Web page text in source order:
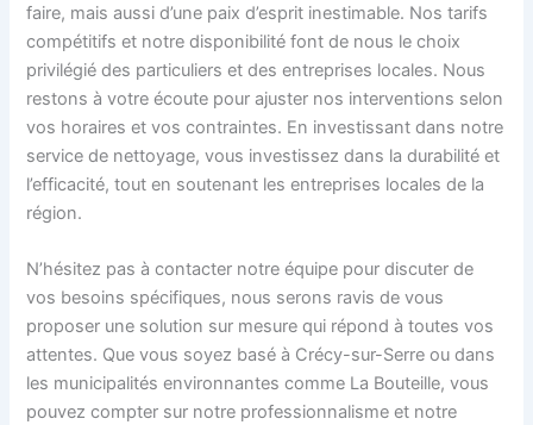
faire, mais aussi d’une paix d’esprit inestimable. Nos tarifs
compétitifs et notre disponibilité font de nous le choix
privilégié des particuliers et des entreprises locales. Nous
restons à votre écoute pour ajuster nos interventions selon
vos horaires et vos contraintes. En investissant dans notre
service de nettoyage, vous investissez dans la durabilité et
l’efficacité, tout en soutenant les entreprises locales de la
région.
N’hésitez pas à contacter notre équipe pour discuter de
vos besoins spécifiques, nous serons ravis de vous
proposer une solution sur mesure qui répond à toutes vos
attentes. Que vous soyez basé à Crécy-sur-Serre ou dans
les municipalités environnantes comme La Bouteille, vous
pouvez compter sur notre professionnalisme et notre